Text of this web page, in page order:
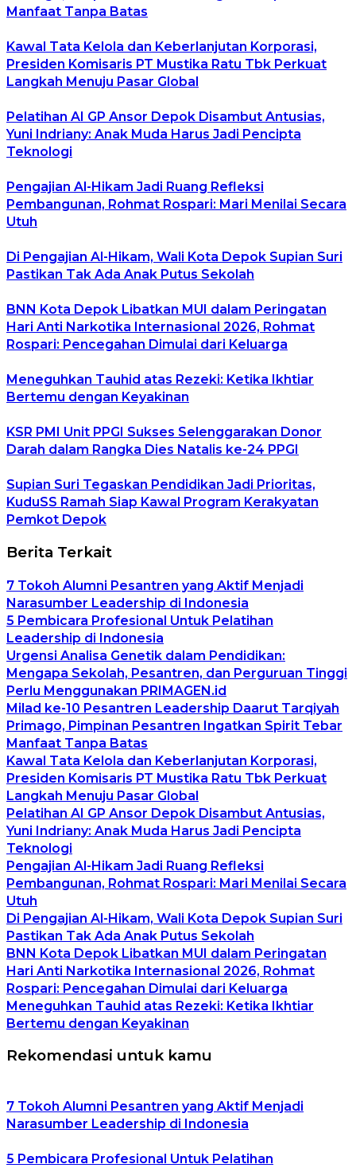
Manfaat Tanpa Batas
Kawal Tata Kelola dan Keberlanjutan Korporasi,
Presiden Komisaris PT Mustika Ratu Tbk Perkuat
Langkah Menuju Pasar Global
Pelatihan AI GP Ansor Depok Disambut Antusias,
Yuni Indriany: Anak Muda Harus Jadi Pencipta
Teknologi
Pengajian Al-Hikam Jadi Ruang Refleksi
Pembangunan, Rohmat Rospari: Mari Menilai Secara
Utuh
Di Pengajian Al-Hikam, Wali Kota Depok Supian Suri
Pastikan Tak Ada Anak Putus Sekolah
BNN Kota Depok Libatkan MUI dalam Peringatan
Hari Anti Narkotika Internasional 2026, Rohmat
Rospari: Pencegahan Dimulai dari Keluarga
Meneguhkan Tauhid atas Rezeki: Ketika Ikhtiar
Bertemu dengan Keyakinan
KSR PMI Unit PPGI Sukses Selenggarakan Donor
Darah dalam Rangka Dies Natalis ke-24 PPGI
Supian Suri Tegaskan Pendidikan Jadi Prioritas,
KuduSS Ramah Siap Kawal Program Kerakyatan
Pemkot Depok
Berita Terkait
7 Tokoh Alumni Pesantren yang Aktif Menjadi
Narasumber Leadership di Indonesia
5 Pembicara Profesional Untuk Pelatihan
Leadership di Indonesia
Urgensi Analisa Genetik dalam Pendidikan:
Mengapa Sekolah, Pesantren, dan Perguruan Tinggi
Perlu Menggunakan PRIMAGEN.id
Milad ke-10 Pesantren Leadership Daarut Tarqiyah
Primago, Pimpinan Pesantren Ingatkan Spirit Tebar
Manfaat Tanpa Batas
Kawal Tata Kelola dan Keberlanjutan Korporasi,
Presiden Komisaris PT Mustika Ratu Tbk Perkuat
Langkah Menuju Pasar Global
Pelatihan AI GP Ansor Depok Disambut Antusias,
Yuni Indriany: Anak Muda Harus Jadi Pencipta
Teknologi
Pengajian Al-Hikam Jadi Ruang Refleksi
Pembangunan, Rohmat Rospari: Mari Menilai Secara
Utuh
Di Pengajian Al-Hikam, Wali Kota Depok Supian Suri
Pastikan Tak Ada Anak Putus Sekolah
BNN Kota Depok Libatkan MUI dalam Peringatan
Hari Anti Narkotika Internasional 2026, Rohmat
Rospari: Pencegahan Dimulai dari Keluarga
Meneguhkan Tauhid atas Rezeki: Ketika Ikhtiar
Bertemu dengan Keyakinan
Rekomendasi untuk kamu
7 Tokoh Alumni Pesantren yang Aktif Menjadi
Narasumber Leadership di Indonesia
5 Pembicara Profesional Untuk Pelatihan